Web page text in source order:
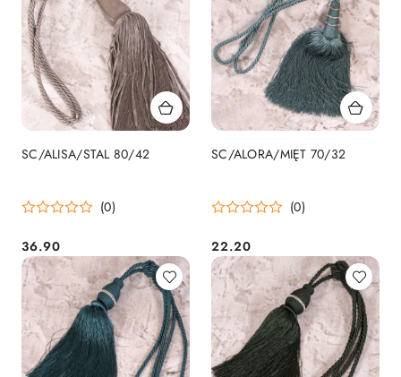
SC/ALISA/STAL 80/42
(0)
Cena:
36.90
SC/ALORA/MIĘT 70/32
(0)
Cena:
22.20